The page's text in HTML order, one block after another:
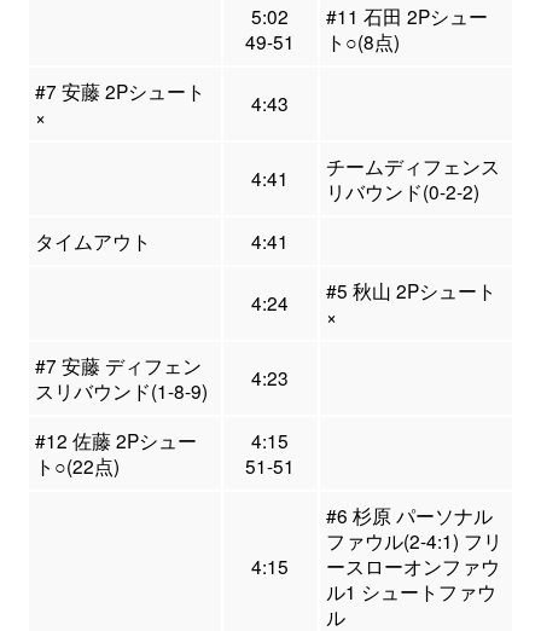
5:02
49-51
#11 石田 2Pシュー
ト○(8点)
#7 安藤 2Pシュート
×
4:43
4:41
チームディフェンス
リバウンド(0-2-2)
タイムアウト
4:41
4:24
#5 秋山 2Pシュート
×
#7 安藤 ディフェン
スリバウンド(1-8-9)
4:23
#12 佐藤 2Pシュー
ト○(22点)
4:15
51-51
4:15
#6 杉原 パーソナル
ファウル(2-4:1) フリ
ースローオンファウ
ル1 シュートファウ
ル